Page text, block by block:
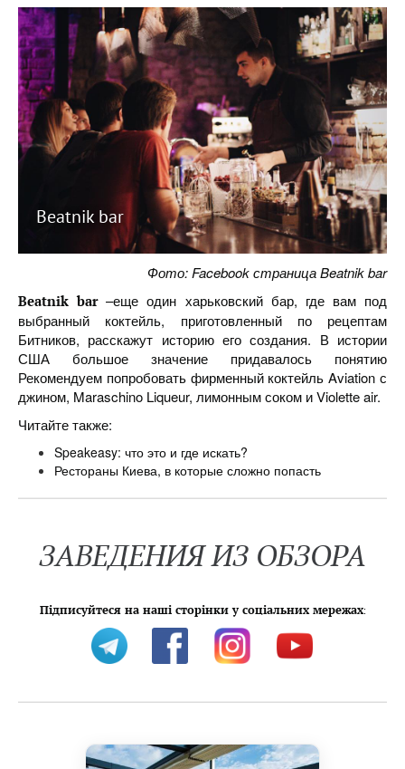
Beatnik bar
Фото: Facebook страница Beatnik bar
Beatnik bar–еще один харьковский бар, где вам под
выбранный коктейль, приготовленный по рецептам
Битников, расскажут историю его создания. В истории
США большое значение придавалось понятию
Рекомендуем попробовать фирменный коктейль Aviation с
джином, Maraschino Liqueur, лимонным соком и Violette air.
Читайте также:
Speakeasy: что это и где искать?
Рестораны Киева, в которые сложно попасть
ЗАВЕДЕНИЯ ИЗ ОБЗОРА
Підписуйтеся на наші сторінки у соціальних мережах: